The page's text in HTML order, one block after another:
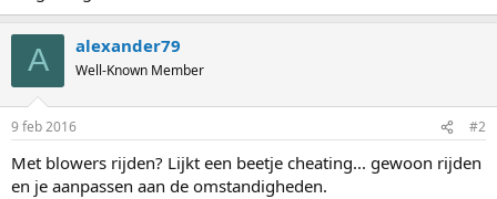
A alexander79
Well-Known Member
9 feb 2016 #2
Met blowers rijden? Lijkt een beetje cheating... gewoon rijden
en je aanpassen aan de omstandigheden.